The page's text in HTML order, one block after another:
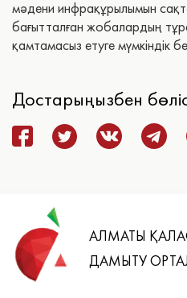
мәдени инфрақұрылымын
бағытталған жобалардың
қамтамасыз етуге мүмкіндік
Достарыңызбен
АЛМАТЫ
ДАМЫТУ